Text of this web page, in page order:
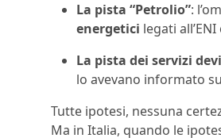
La pista “Petrolio”:
energetici legati
La pista dei servizi
lo avevano informato
Tutte ipotesi, nessuna
Ma in Italia, quando le